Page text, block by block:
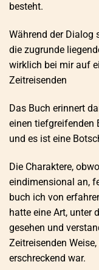
besteht.
Während der Dialog
die zugrunde
wirklich bei mir auf
Zeitreisenden
Das Buch erinnert
einen tiefgreifenden
und es ist eine
Die Charaktere,
eindimensional an,
buch ich von
hatte eine Art, unter
gesehen und
Zeitreisenden
erschreckend war.